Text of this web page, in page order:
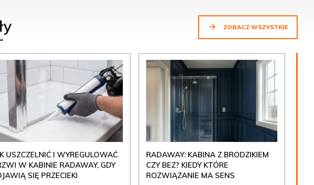
ZOBACZ WSZYSTKIE
USZCZELNIĆ I WYREGULOWAĆ
W KABINIE RADAWAY, GDY
SIĘ PRZECIEKI
RADAWAY: KABINA Z BRODZIKIEM
CZY BEZ? KIEDY KTÓRE
ROZWIĄZANIE MA SENS